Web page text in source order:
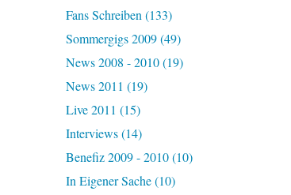
Fans Schreiben (133)
Sommergigs 2009(49)
News 2008 - 2010(19)
News 2011 (19)
Live 2011 (15)
Interviews(14)
Benefiz 2009 - 2010(10)
In Eigener Sache(10)